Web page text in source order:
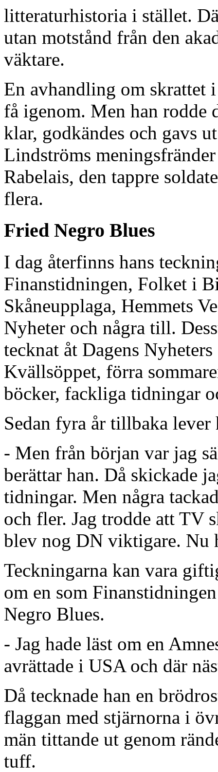
litteraturhistoria i stället.
utan motstånd från den
väktare.
En avhandling om skrattet
få igenom. Men han rodde
klar, godkändes och gavs
Lindströms
Rabelais, den tappre
flera.
Fried Negro Blues
I dag återfinns hans
Finanstidningen, Folket i
Skåneupplaga, Hemmets
Nyheter och några till.
tecknat åt Dagens
Kvällsöppet, förra
böcker, fackliga tidningar
Sedan fyra år tillbaka lever
- Men från början var jag
berättar han. Då skickade
tidningar. Men några
och fler. Jag trodde att TV
blev nog DN viktigare. Nu
Teckningarna kan vara
om en som
Negro Blues.
- Jag hade läst om en
avrättade i USA och där
Då tecknade han en
flaggan med stjärnorna i
män tittande ut genom
tuff.